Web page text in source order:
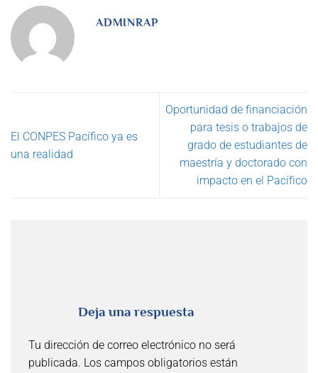
ADMINRAP
El CONPES Pacífico ya es
una realidad
Oportunidad de financiación
para tesis o trabajos de
grado de estudiantes de
maestría y doctorado con
impacto en el Pacífico
Deja una respuesta
Tu dirección de correo electrónico no será
publicada. Los campos obligatorios están